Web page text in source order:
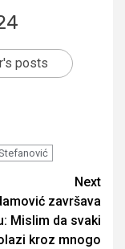
posts
Next
završava
Mislim da svaki
kroz mnogo